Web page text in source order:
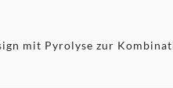
mit Pyrolyse zur